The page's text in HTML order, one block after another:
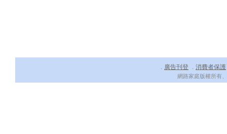
． 廣告刊登 ． 消費者保護
網路家庭版權所有